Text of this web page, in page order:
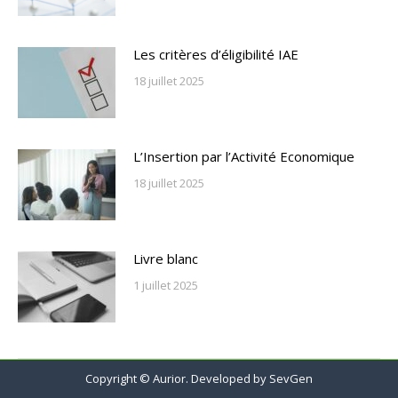
Les critères d’éligibilité IAE
18 juillet 2025
L’Insertion par l’Activité Economique
18 juillet 2025
Livre blanc
1 juillet 2025
Copyright © Aurior. Developed by SevGen